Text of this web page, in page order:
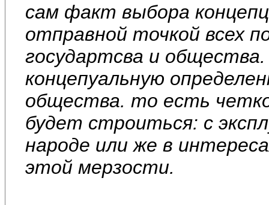
сам факт выбора
отправной точкой всех
государтсва и
концепуальную
общества. то есть
будет строиться: с
народе или же в
этой мерзости.